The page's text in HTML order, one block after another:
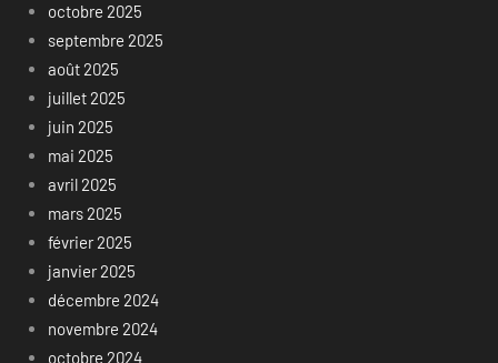
octobre 2025
septembre 2025
août 2025
juillet 2025
juin 2025
mai 2025
avril 2025
mars 2025
février 2025
janvier 2025
décembre 2024
novembre 2024
octobre 2024